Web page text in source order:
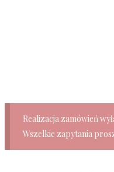
Realizacja zamówień
Wszelkie zapytania